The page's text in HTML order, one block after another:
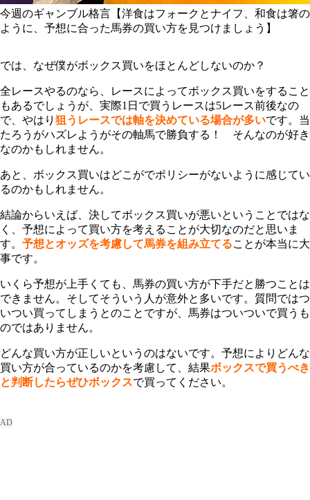
今週のギャンブル格言【洋食はフォークとナイフ、和食は箸の
ように、予想に合った馬券の買い方を見つけましょう】
では、なぜ僕がボックス買いをほとんどしないのか？
全レースやるのなら、レースによってボックス買いをすること
もあるでしょうが、実際1日で買うレースは5レース前後なの
で、やはり 狙うレースでは軸を決めている場合が多いです。当
たろうがハズレようがその軸馬で勝負する！ そんなのが好き
なのかもしれません。
あと、ボックス買いはどこがでポリシーがないように感じてい
るのかもしれません。
結論からいえば、決してボックス買いが悪いということではな
く、予想によって買い方を考えることが大切なのだと思いま
す。 予想とオッズを考慮して馬券を組み立てることが本当に大
事です。
いくら予想が上手くても、馬券の買い方が下手だと勝つことは
できません。そしてそういう人が意外と多いです。質問ではつ
いつい買ってしまうとのことですが、馬券はついついで買うも
のではありません。
どんな買い方が正しいというのはないです。予想によりどんな
買い方が合っているのかを考慮して、結果ボックスで買うべき
と判断したらぜひボックスで買ってください。